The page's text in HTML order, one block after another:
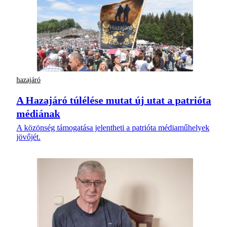
hazajáró
A Hazajáró túlélése mutat új utat a patrióta
médiának
A közönség támogatása jelentheti a patrióta médiaműhelyek
jövőjét.